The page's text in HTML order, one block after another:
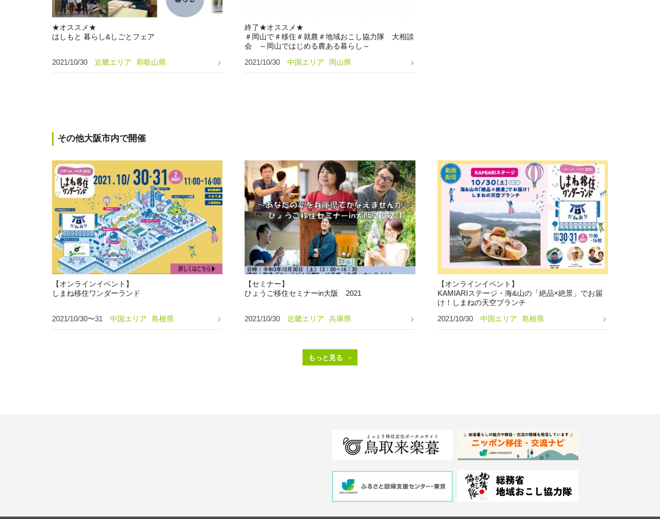
★オススメ★
はしもと 暮らし&しごとフェア
2021/10/30 近畿エリア 和歌山県
終了★オススメ★
＃岡山で＃移住＃就農＃地域おこし協力隊 大相談
会 ～岡山ではじめる農ある暮らし～
2021/10/30
中国エリア 岡山県
その他大阪市内で開催
【オンラインイベント】
しまね移住ワンダーランド
2021/10/30〜31 中国エリア 島根県
【セミナー】
ひょうご移住セミナーin大阪 2021
2021/10/30 近畿エリア 兵庫県
【オンラインイベント】
KAMIARIステージ・海&山の「絶品×絶景」でお届
け！しまねの天空ブランチ
2021/10/30
中国エリア 島根県